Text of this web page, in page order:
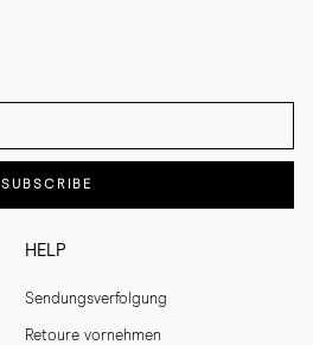
HELP
Sendungsverfolgung
Retoure vornehmen
SUBSCRIBE